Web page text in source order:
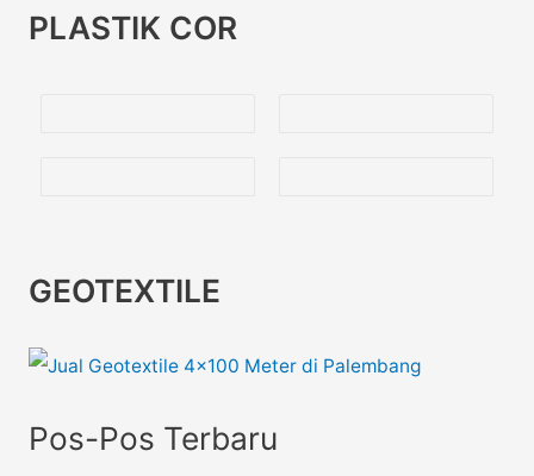
PLASTIK COR
GEOTEXTILE
Pos-Pos Terbaru